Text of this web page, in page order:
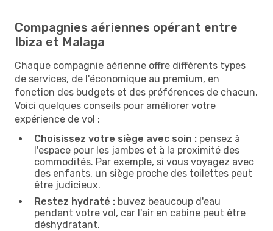
Compagnies aériennes opérant entre
Ibiza et Malaga
Chaque compagnie aérienne offre différents types
de services, de l'économique au premium, en
fonction des budgets et des préférences de chacun.
Voici quelques conseils pour améliorer votre
expérience de vol :
Choisissez votre siège avec soin : pensez à
l'espace pour les jambes et à la proximité des
commodités. Par exemple, si vous voyagez avec
des enfants, un siège proche des toilettes peut
être judicieux.
Restez hydraté : buvez beaucoup d'eau
pendant votre vol, car l'air en cabine peut être
déshydratant.